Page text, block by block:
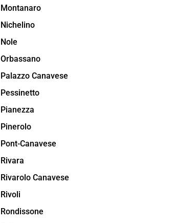
Montanaro
Nichelino
Nole
Orbassano
Palazzo Canavese
Pessinetto
Pianezza
Pinerolo
Pont-Canavese
Rivara
Rivarolo Canavese
Rivoli
Rondissone